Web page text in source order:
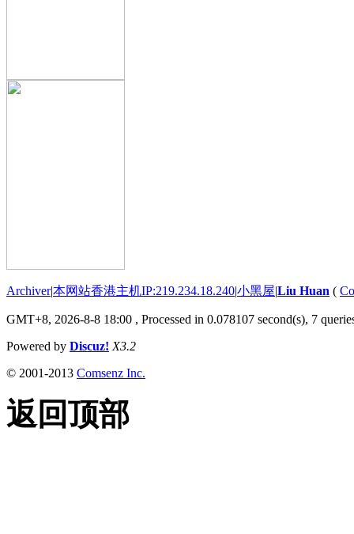
Archiver|本网站香港主机IP:219.234.18.240|小黑屋|Liu Huan (
GMT+8, 2026-8-8 18:00 , Processed in 0.078107 second(s), 7
Powered by Discuz! X3.2
© 2001-2013 Comsenz Inc.
返回顶部